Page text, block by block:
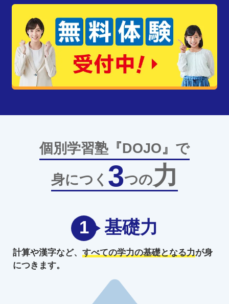
個別学習塾『DOJO』で
身につく 3つの力
1 基礎力
計算や漢字など、 すべての学力の基礎となる力が身
につきます。